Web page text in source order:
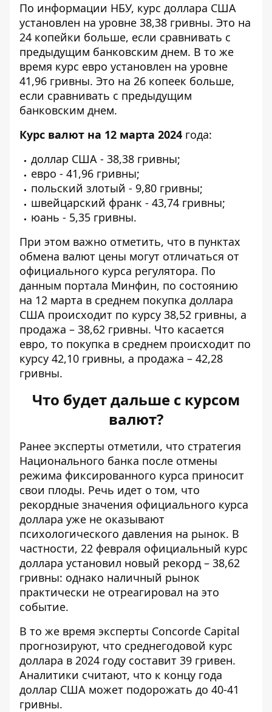
По информации НБУ, курс доллара США
установлен на уровне 38,38 гривны. Это на
24 копейки больше, если сравнивать с
предыдущим банковским днем. В то же
время курс евро установлен на уровне
41,96 гривны. Это на 26 копеек больше,
если сравнивать с предыдущим
банковским днем.
Курс валют на 12 марта 2024 года:
доллар США - 38,38 гривны;
евро - 41,96 гривны;
польский злотый - 9,80 гривны;
швейцарский франк - 43,74 гривны;
юань - 5,35 гривны.
При этом важно отметить, что в пунктах
обмена валют цены могут отличаться от
официального курса регулятора. По
данным портала Минфин, по состоянию
на 12 марта в среднем покупка доллара
США происходит по курсу 38,52 гривны, а
продажа – 38,62 гривны. Что касается
евро, то покупка в среднем происходит по
курсу 42,10 гривны, а продажа – 42,28
гривны.
Что будет дальше с курсом
валют?
Ранее эксперты отметили, что стратегия
Национального банка после отмены
режима фиксированного курса приносит
свои плоды. Речь идет о том, что
рекордные значения официального курса
доллара уже не оказывают
психологического давления на рынок. В
частности, 22 февраля официальный курс
доллара установил новый рекорд – 38,62
гривны: однако наличный рынок
практически не отреагировал на это
событие.
В то же время эксперты Concorde Capital
прогнозируют, что среднегодовой курс
доллара в 2024 году составит 39 гривен.
Аналитики считают, что к концу года
доллар США может подорожать до 40-41
гривны.